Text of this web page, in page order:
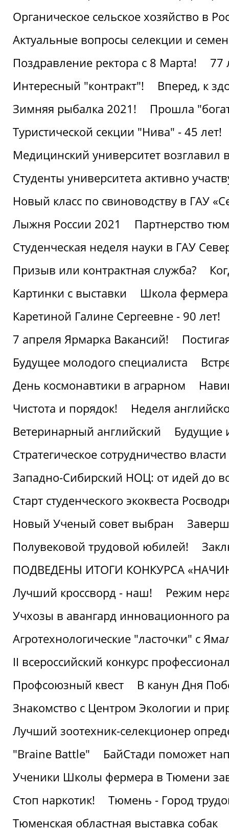
Органическое сельское хозяйство в
Актуальные вопросы селекции и
Поздравление ректора с 8 Марта!
77
Интересный "контракт"!
Вперед, к
Зимняя рыбалка 2021!
Прошла
Туристической секции "Нива" - 45 лет!
Медицинский университет возглавил
Студенты университета активно
Новый класс по свиноводству в ГАУ
Лыжня России 2021
Партнерство
Студенческая неделя науки в ГАУ
Призыв или контрактная служба?
Картинки с выставки
Школа
Каретиной Галине Сергеевне - 90 лет!
7 апреля Ярмарка Вакансий!
Будущее молодого специалиста
День космонавтики в аграрном
Чистота и порядок!
Неделя
Ветеринарный английский
Будущие
Стратегическое сотрудничество
Западно-Сибирский НОЦ: от идей до
Старт студенческого экоквеста
Новый Ученый совет выбран
Полувековой трудовой юбилей!
ПОДВЕДЕНЫ ИТОГИ КОНКУРСА
Лучший кроссворд - наш!
Режим
Учхозы в авангард инновационного
Агротехнологические "ласточки" с
II всероссийский конкурс
Профсоюзный квест
В канун Дня
Знакомство с Центром Экологии и
Лучший зоотехник-селекционер
"Braine Battle"
БайСтади поможет
Ученики Школы фермера в Тюмени
Стоп наркотик!
Тюмень - Город
Тюменская областная выставка собак